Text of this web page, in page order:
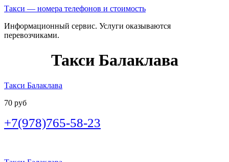
Такси — номера телефонов и стоимость
Информационный сервис. Услуги оказываются
перевозчиками.
Такси Балаклава
Такси Балаклава
70 руб
+7(978)765-58-23